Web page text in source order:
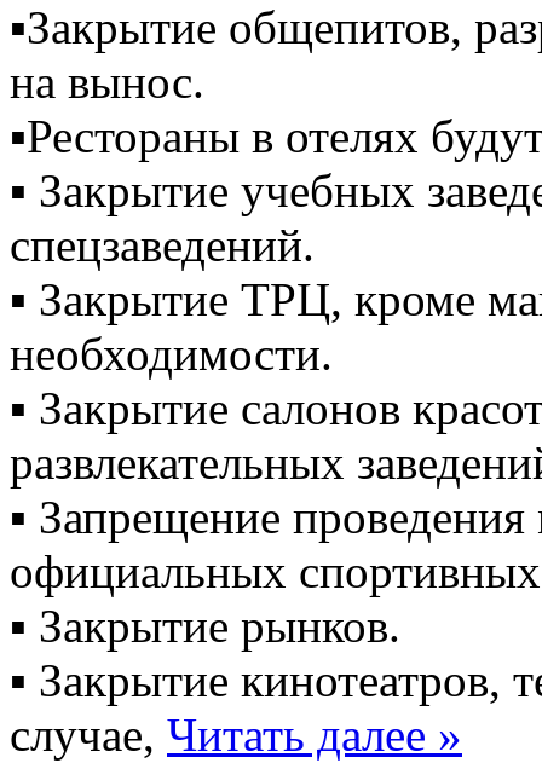
▪️Закрытие общепитов,
на вынос.
▪️Рестораны в отелях
▪️ Закрытие учебных
спецзаведений.
▪️ Закрытие ТРЦ, кроме
необходимости.
▪️ Закрытие салонов
развлекательных
▪️ Запрещение
официальных
▪️ Закрытие рынков.
▪️ Закрытие кинотеатров,
случае, Читать далее »